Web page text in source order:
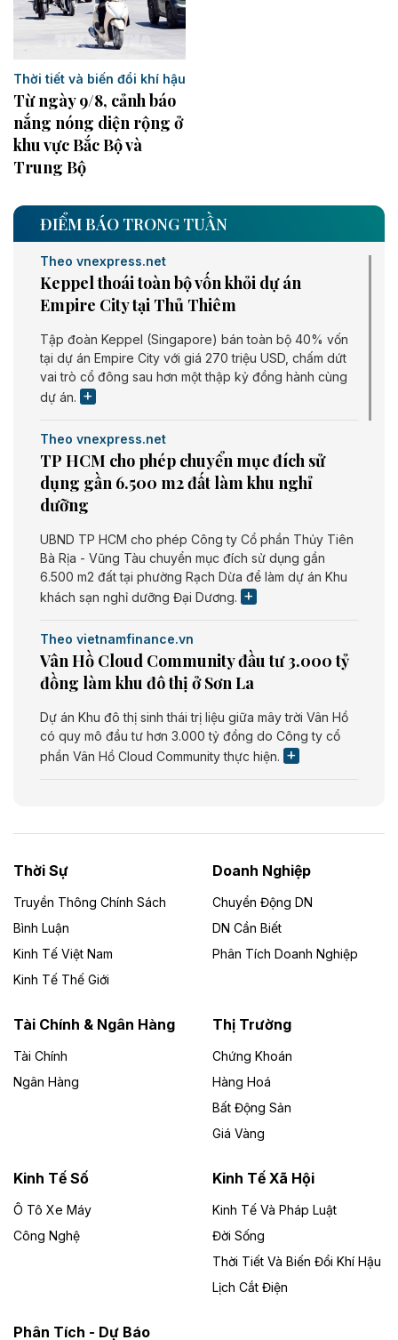
Thời tiết và biến đổi khí hậu
Từ ngày 9/8, cảnh báo
nắng nóng diện rộng ở
khu vực Bắc Bộ và
Trung Bộ
ĐIỂM BÁO TRONG TUẦN
Theo vnexpress.net
Keppel thoái toàn bộ vốn khỏi dự án
Empire City tại Thủ Thiêm
Tập đoàn Keppel (Singapore) bán toàn bộ 40% vốn
tại dự án Empire City với giá 270 triệu USD, chấm dứt
vai trò cổ đông sau hơn một thập kỷ đồng hành cùng
dự án.
Theo vnexpress.net
TP HCM cho phép chuyển mục đích sử
dụng gần 6.500 m2 đất làm khu nghỉ
dưỡng
UBND TP HCM cho phép Công ty Cổ phần Thủy Tiên
Bà Rịa - Vũng Tàu chuyển mục đích sử dụng gần
6.500 m2 đất tại phường Rạch Dừa để làm dự án Khu
khách sạn nghỉ dưỡng Đại Dương.
Theo vietnamfinance.vn
Vân Hồ Cloud Community đầu tư 3.000 tỷ
đồng làm khu đô thị ở Sơn La
Dự án Khu đô thị sinh thái trị liệu giữa mây trời Vân Hồ
có quy mô đầu tư hơn 3.000 tỷ đồng do Công ty cổ
phần Vân Hồ Cloud Community thực hiện.
Dự án Nhà máy xử lý rác và phát điện Bắc Giang do
Công ty TNHH Năng lượng môi trường Bắc Giang làm
Theo vietnamfinance.vn
Đức Long Gia Lai mở rộng ‘hệ sinh thái’
Lai
Bốn doanh nghiệp có sự góp vốn của Công ty Cổ
phần Tập đoàn Đức Long Gia Lai (HoSE: DLG) được
Gia Lai với tổng vốn hơn 4.750 tỷ đồng.
Đồng Nai cho thuê gần 59 ha đất làm khu
công nghiệp ở Long Thành
UBND TP Đồng Nai cho Công ty Amata thuê gần 59 ha
đất để đầu tư khu công nghiệp công nghệ cao Long
Thời Sự
Truyền Thông Chính Sách
Bình Luận
Kinh Tế Việt Nam
Kinh Tế Thế Giới
Doanh Nghiệp
Chuyển Động DN
DN Cần Biết
Phân Tích Doanh Nghiệp
Tài Chính & Ngân Hàng
Tài Chính
Ngân Hàng
Thị Trường
Chứng Khoán
Hàng Hoá
Bất Động Sản
Giá Vàng
Kinh Tế Số
Ô Tô Xe Máy
Công Nghệ
Kinh Tế Xã Hội
Kinh Tế Và Pháp Luật
Đời Sống
Thời Tiết Và Biến Đổi Khí Hậu
Lịch Cắt Điện
Phân Tích - Dự Báo